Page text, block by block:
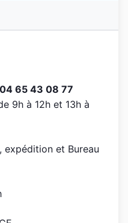
04 65 43 08 77
9h à 12h et 13h à
expédition et Bureau